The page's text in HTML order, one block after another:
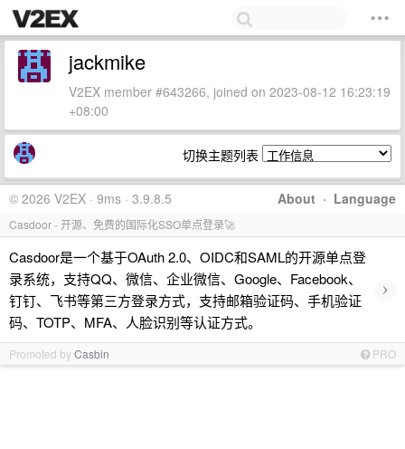
jackmike
V2EX member #643266, joined on 2023-08-12 16:23:19
+08:00
切换主题列表
About · Language
© 2026 V2EX · 9ms · 3.9.8.5
Casdoor - 开源、免费的国际化SSO单点登录🚀
Casdoor是一个基于OAuth 2.0、OIDC和SAML的开源单点登
录系统，支持QQ、微信、企业微信、Google、Facebook、
钉钉、飞书等第三方登录方式，支持邮箱验证码、手机验证
码、TOTP、MFA、人脸识别等认证方式。
›
Promoted byCasbin PRO